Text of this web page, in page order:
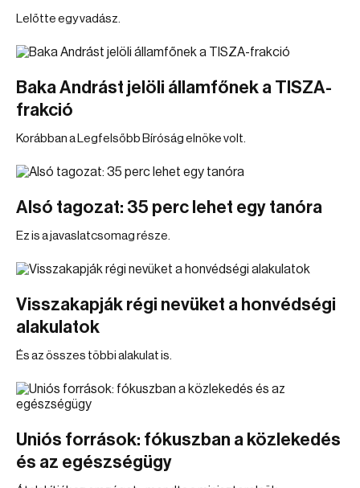
Lelőtte egy vadász.
Baka Andrást jelöli államfőnek a TISZA-
frakció
Korábban a Legfelsőbb Bíróság elnöke volt.
Alsó tagozat: 35 perc lehet egy tanóra
Ez is a javaslatcsomag része.
Visszakapják régi nevüket a honvédségi
alakulatok
És az összes többi alakulat is.
Uniós források: fókuszban a közlekedés
és az egészségügy